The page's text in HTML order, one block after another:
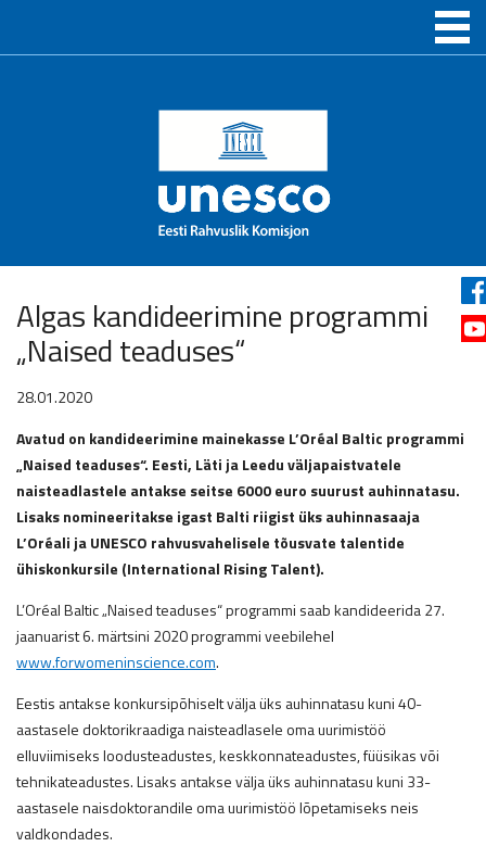
Algas kandideerimine programmi
„Naised teaduses“
28.01.2020
Avatud on kandideerimine mainekasse L’Oréal Baltic programmi
„Naised teaduses“. Eesti, Läti ja Leedu väljapaistvatele
naisteadlastele antakse seitse 6000 euro suurust auhinnatasu.
Lisaks nomineeritakse igast Balti riigist üks auhinnasaaja
L’Oréali ja UNESCO rahvusvahelisele tõusvate talentide
ühiskonkursile (International Rising Talent).
L’Oréal Baltic „Naised teaduses“ programmi saab kandideerida 27.
jaanuarist 6. märtsini 2020 programmi veebilehel
www.forwomeninscience.com.
Eestis antakse konkursipõhiselt välja üks auhinnatasu kuni 40-
aastasele doktorikraadiga naisteadlasele oma uurimistöö
elluviimiseks loodusteadustes, keskkonnateadustes, füüsikas või
tehnikateadustes. Lisaks antakse välja üks auhinnatasu kuni 33-
aastasele naisdoktorandile oma uurimistöö lõpetamiseks neis
valdkondades.